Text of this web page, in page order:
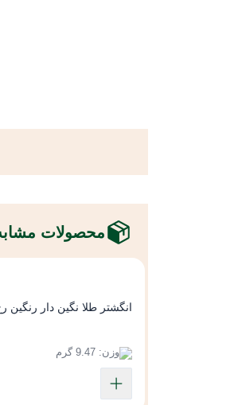
محصولات
انگشتر طلا نگین دار رنگین
وزن: 9.47 گرم